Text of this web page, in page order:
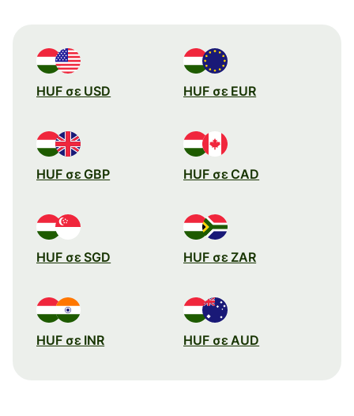
HUF σε USD HUF σε EUR
HUF σε GBP HUF σε CAD
HUF σε SGD HUF σε ZAR
HUF σε INR HUF σε AUD